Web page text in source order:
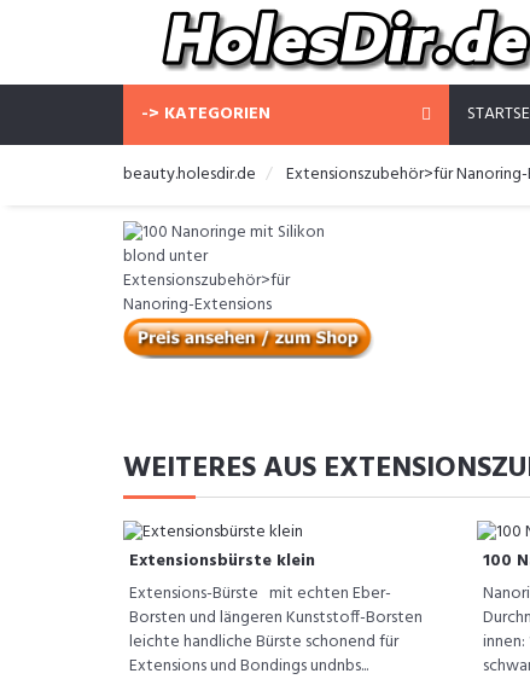
-> KATEGORIEN
beauty.holesdir.de Extensionszubehör>für
WEITERES AUS
Extensionsbürste klein
Extensions-Bürste mit echten Eber-
Borsten und längeren Kunststoff-Borsten
leichte handliche Bürste schonend für
Extensions und Bondings undnbs...
100